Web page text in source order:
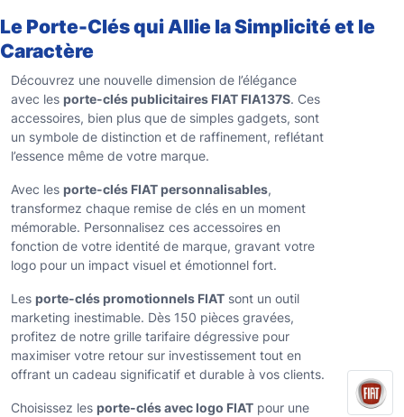
Le Porte-Clés qui Allie la Simplicité et le
Caractère
Découvrez une nouvelle dimension de l’élégance
avec les porte-clés publicitaires FIAT FIA137S. Ces
accessoires, bien plus que de simples gadgets, sont
un symbole de distinction et de raffinement, reflétant
l’essence même de votre marque.
Avec les porte-clés FIAT personnalisables,
transformez chaque remise de clés en un moment
mémorable. Personnalisez ces accessoires en
fonction de votre identité de marque, gravant votre
logo pour un impact visuel et émotionnel fort.
Les porte-clés promotionnels FIAT sont un outil
marketing inestimable. Dès 150 pièces gravées,
profitez de notre grille tarifaire dégressive pour
maximiser votre retour sur investissement tout en
offrant un cadeau significatif et durable à vos clients.
Choisissez les porte-clés avec logo FIAT pour une